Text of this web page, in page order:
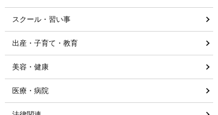
スクール・習い事
出産・子育て・教育
美容・健康
医療・病院